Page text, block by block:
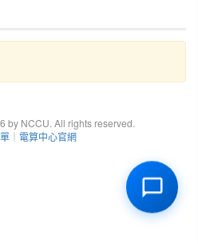
by NCCU. All rights reserved.
｜ 電算中心官網